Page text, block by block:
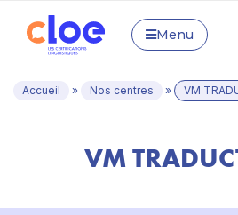
Menu
Accueil » Nos centres » VM
VM